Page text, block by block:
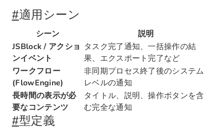
#適用シーン
シーン
説明
JSBlock / アクショ
ンイベント
タスク完了通知、一括操作の結
果、エクスポート完了など
ワークフロー
(FlowEngine)
非同期プロセス終了後のシステム
レベルの通知
長時間の表示が必
要なコンテンツ
タイトル、説明、操作ボタンを含
む完全な通知
#型定義